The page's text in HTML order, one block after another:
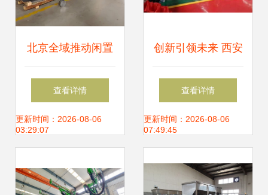
北京全域推动闲置
机械设备回收与数
控机床销售新局面
查看详情
更新时间：2026-08-06
03:29:07
创新引领未来 西安
巨浪精密机械
TT150数控车床成
查看详情
更新时间：2026-08-06
07:49:45